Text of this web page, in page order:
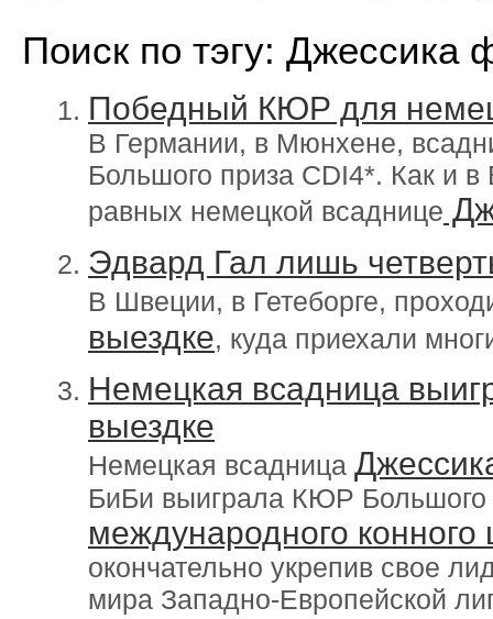
Поиск по тэгу: Джессика
Победный КЮР для
В Германии, в Мюнхене,
Большого приза CDI4*. Как и
равных немецкой всаднице
Эдвард Гал лишь
В Швеции, в Гетеборге,
выездке, куда приехали
Немецкая всадница
выездке
Немецкая всадница
БиБи выиграла КЮР Большого
международного конного
окончательно укрепив свое
мира Западно-Европейской